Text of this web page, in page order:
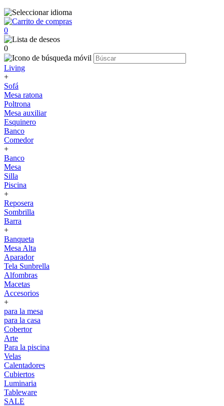
0
0
Living
+
Sofá
Mesa ratona
Poltrona
Mesa auxiliar
Esquinero
Banco
Comedor
+
Banco
Mesa
Silla
Piscina
+
Reposera
Sombrilla
Barra
+
Banqueta
Mesa Alta
Aparador
Tela Sunbrella
Alfombras
Macetas
Accesorios
+
para la mesa
para la casa
Cobertor
Arte
Para la piscina
Velas
Calentadores
Cubiertos
Luminaria
Tableware
SALE